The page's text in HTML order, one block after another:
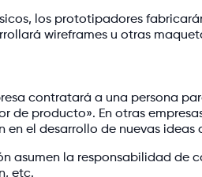
los prototipadores
wireframes u otras
contratará a una persona
de producto». En otras
el desarrollo de nuevas ideas
asumen la responsabilidad de
etc.